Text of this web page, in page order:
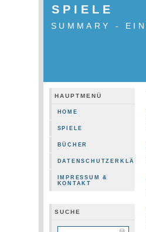
SPIELE
SUMMARY -
HAUPTMENÜ
HOME
SPIELE
BÜCHER
IMPRESSUM &
KONTAKT
SUCHE